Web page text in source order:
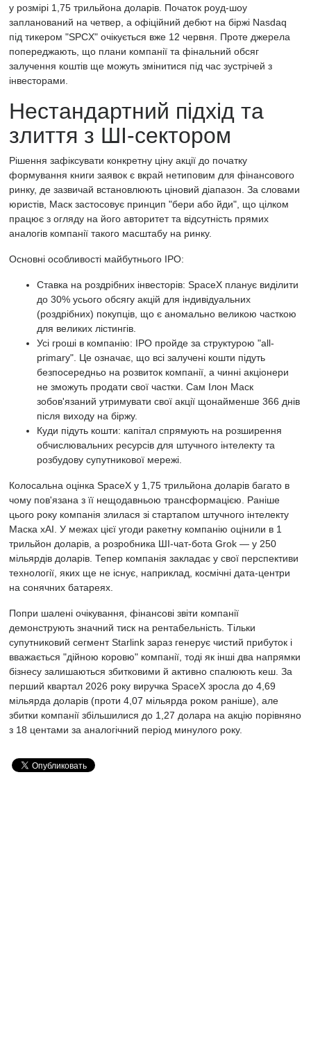
у розмірі 1,75 трильйона доларів. Початок роуд-шоу
запланований на четвер, а офіційний дебют на біржі Nasdaq
під тикером "SPCX" очікується вже 12 червня. Проте джерела
попереджають, що плани компанії та фінальний обсяг
залучення коштів ще можуть змінитися під час зустрічей з
інвесторами.
Нестандартний підхід та
злиття з ШІ-сектором
Рішення зафіксувати конкретну ціну акції до початку
формування книги заявок є вкрай нетиповим для фінансового
ринку, де зазвичай встановлюють ціновий діапазон. За словами
юристів, Маск застосовує принцип "бери або йди", що цілком
працює з огляду на його авторитет та відсутність прямих
аналогів компанії такого масштабу на ринку.
Основні особливості майбутнього IPO:
Ставка на роздрібних інвесторів: SpaceX планує виділити
до 30% усього обсягу акцій для індивідуальних
(роздрібних) покупців, що є аномально великою часткою
для великих лістингів.
Усі гроші в компанію: IPO пройде за структурою "all-
primary". Це означає, що всі залучені кошти підуть
безпосередньо на розвиток компанії, а чинні акціонери
не зможуть продати свої частки. Сам Ілон Маск
зобов'язаний утримувати свої акції щонайменше 366 днів
після виходу на біржу.
Куди підуть кошти: капітал спрямують на розширення
обчислювальних ресурсів для штучного інтелекту та
розбудову супутникової мережі.
Колосальна оцінка SpaceX у 1,75 трильйона доларів багато в
чому пов'язана з її нещодавньою трансформацією. Раніше
цього року компанія злилася зі стартапом штучного інтелекту
Маска xAI. У межах цієї угоди ракетну компанію оцінили в 1
трильйон доларів, а розробника ШІ-чат-бота Grok — у 250
мільярдів доларів. Тепер компанія закладає у свої перспективи
технології, яких ще не існує, наприклад, космічні дата-центри
на сонячних батареях.
Попри шалені очікування, фінансові звіти компанії
демонструють значний тиск на рентабельність. Тільки
супутниковий сегмент Starlink зараз генерує чистий прибуток і
вважається "дійною коровю" компанії, тоді як інші два напрямки
бізнесу залишаються збитковими й активно спалюють кеш. За
перший квартал 2026 року виручка SpaceX зросла до 4,69
мільярда доларів (проти 4,07 мільярда роком раніше), але
збитки компанії збільшилися до 1,27 долара на акцію порівняно
з 18 центами за аналогічний період минулого року.